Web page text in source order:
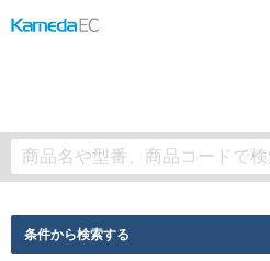
条件から検索する